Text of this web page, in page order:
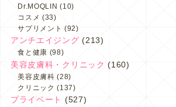
Dr.MOQLIN (10)
コスメ (33)
サプリメント (92)
アンチエイジング (213)
食と健康 (98)
美容皮膚科・クリニック (160)
美容皮膚科 (28)
クリニック (137)
プライベート (527)